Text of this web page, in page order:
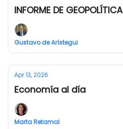
INFORME DE GEOPOLÍTICA
Gustavo de Arístegui
Apr 13, 2026
Economía al día
Marta Retamal